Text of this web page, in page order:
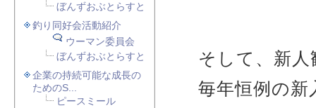
そして、新
毎年恒例の
ぼんずおぶとらすと
釣り同好会活動紹介
ウーマン委員会
ぼんずおぶとらすと
企業の持続可能な成長の
ためのS...
ピースミール